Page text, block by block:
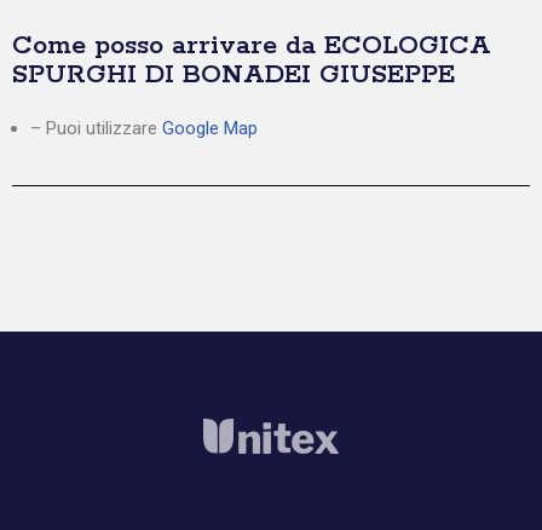
Come posso arrivare da ECOLOGICA
SPURGHI DI BONADEI GIUSEPPE
– Puoi utilizzare Google Map